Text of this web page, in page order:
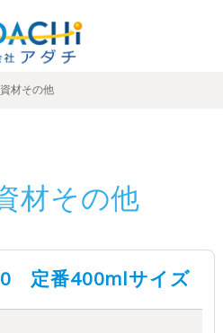
材その他
材その他
定番400mlサイズ